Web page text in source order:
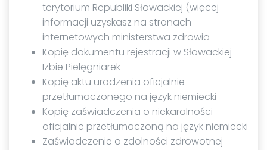
terytorium Republiki Słowackiej (więcej
informacji uzyskasz na stronach
internetowych ministerstwa zdrowia
Kopię dokumentu rejestracji w Słowackiej
Izbie Pielęgniarek
Kopię aktu urodzenia oficjalnie
przetłumaczonego na język niemiecki
Kopię zaświadczenia o niekaralności
oficjalnie przetłumaczoną na język niemiecki
Zaświadczenie o zdolności zdrowotnej